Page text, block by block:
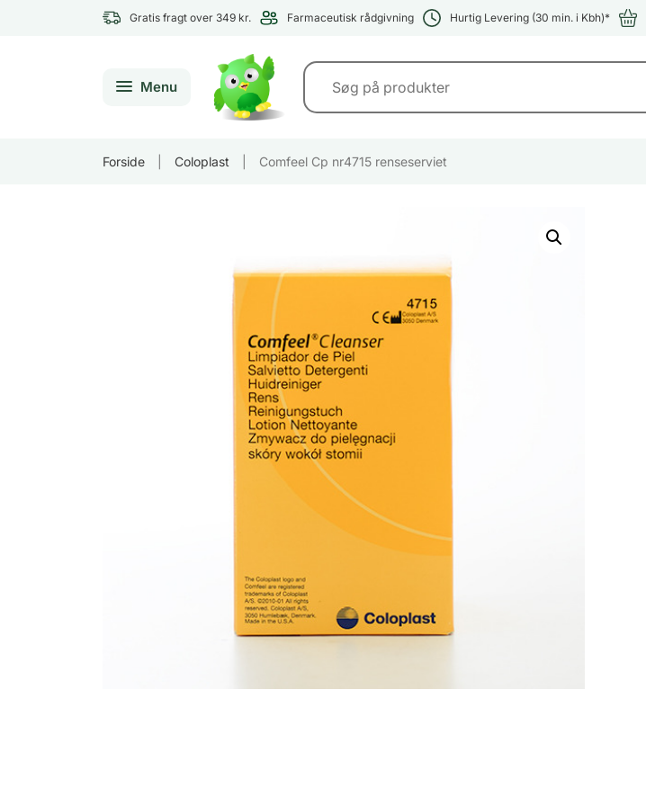
Gratis fragt over 349 kr. Farmaceutisk rådgivning Hurtig Levering (30 min. i Kbh)*
Menu
Forside Coloplast Comfeel Cp nr4715 renseserviet